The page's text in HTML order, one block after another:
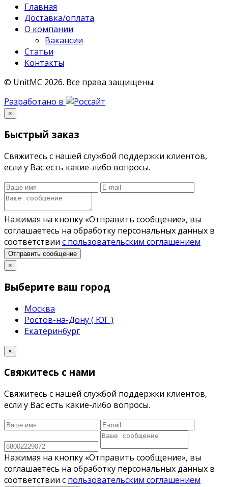
Главная
Доставка/оплата
О компании
Вакансии
Статьи
Контакты
© UnitMC 2026. Все права защищены.
Разработано в
×
Быстрый заказ
Свяжитесь с нашей службой поддержки клиентов,
если у Вас есть какие-либо вопросы.
Нажимая на кнопку «Отправить сообщение», вы
соглашаетесь на обработку персональных данных в
соответствии с пользовательским соглашением
Отправить сообщение
×
Выберите ваш город
Москва
Ростов-на-Дону ( ЮГ )
Екатеринбург
×
Свяжитесь с нами
Свяжитесь с нашей службой поддержки клиентов,
если у Вас есть какие-либо вопросы.
Нажимая на кнопку «Отправить сообщение», вы
соглашаетесь на обработку персональных данных в
соответствии с пользовательским соглашением